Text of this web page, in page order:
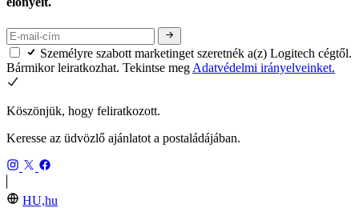
Személyre szabott marketinget szeretnék a(z) Logitech cégtől.
Bármikor leiratkozhat. Tekintse meg Adatvédelmi irányelveinket.
Köszönjük, hogy feliratkozott.
Keresse az üdvözlő ajánlatot a postaládájában.
HU,hu